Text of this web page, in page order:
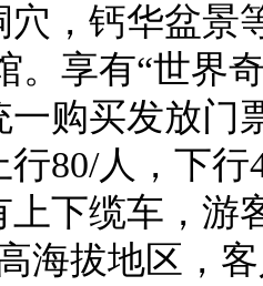
穴，钙华盆景
。享有“世界
一购买发放门
80/人，下
上下缆车，游
海拔地区，